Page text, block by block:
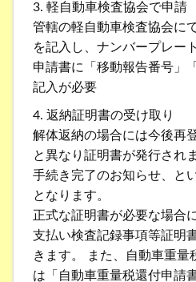
3. 軽自動車検査協会で申請
管轄の軽自動車検査協会に
を記入し、ナンバープレー
申請書に「移動報告番号」
記入が必要
4. 返納証明書の受け取り
解体返納の場合には今後再
と異なり証明書が発行され
手続き完了のお知らせ、と
となります。
正式な証明書が必要な場合
支払い検査記録事項等証明
きます。 また、自動車重量
は「自動車重量税還付申請